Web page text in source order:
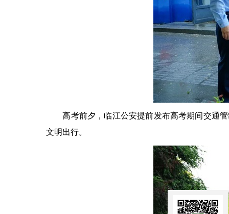
高考前夕，临江公安提前发布高考期间交通管
文明出行。